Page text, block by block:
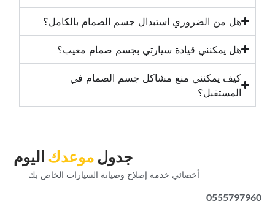
‏هل من الضروري استبدال جسم الصمام بالكامل؟‏
‏هل يمكنني قيادة سيارتي بجسم صمام معيب؟‏
‏كيف يمكنني منع مشاكل جسم الصمام في
المستقبل؟‏
‏جدول‏‏موعدك‏ ‏اليوم‏
‏أخصائي خدمة إصلاح وصيانة السيارات الخاص بك‏
0555797960